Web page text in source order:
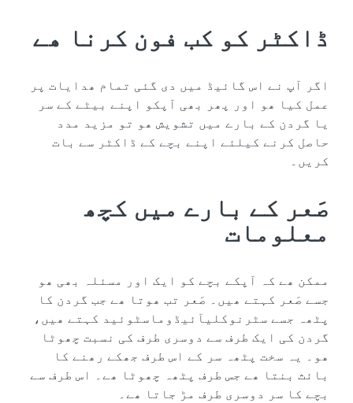
ڈاکٹر کو کب فون کرنا ھے
اگر آپ نے اس گائیڈ میں دی گئی تمام ھدایات پر
عمل کیا ھو اور پھر بھی آپکو اپنے بیٹے کے سر
یا گردن کے بارے میں تشویش ھو تو مزید مدد
حاصل کرنے کیلئے اپنے بچے کے ڈاکٹر سے بات
کریں۔
صَعر کے بارے میں کچھ
معلومات
ممکن ھے کہ آپکے بچے کو ایک اور مسئلہ بھی ھو
جسے صَعر کہتے ھیں۔ صَعر تب ھوتا ھے جب گردن کا
پٹھہ جسے سٹرنوکلیآئیڈوماسٹوئید کہتے ھیں،
گردن کی ایک طرف سے دوسری طرف کی نسبت چھوٹا
ھو۔ یہ سخت پٹھہ سر کے اس طرف جھکے رھنے کا
بائث بنتا ھے جس طرف پٹھہ چھوٹا ھے۔ اس طرف سے
بچے کا سر دوسری طرف مڑ جاتا ھے۔